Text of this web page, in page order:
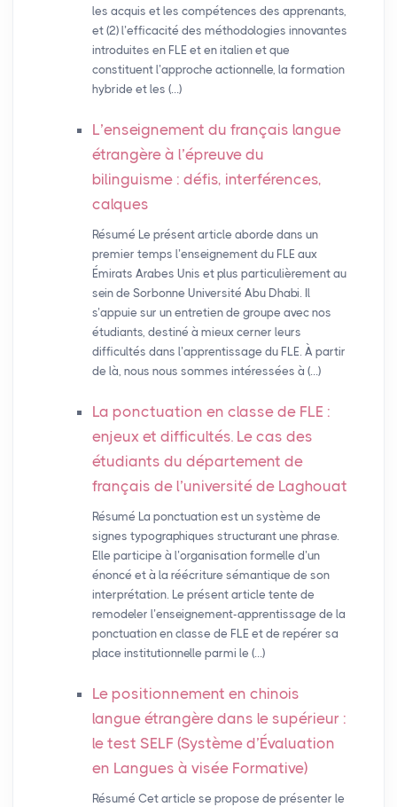
les acquis et les compétences des apprenants,
et (2) l’efficacité des méthodologies innovantes
introduites en FLE et en italien et que
constituent l’approche actionnelle, la formation
hybride et les (…)
L’enseignement du français langue
étrangère à l’épreuve du
bilinguisme : défis, interférences,
calques
Résumé Le présent article aborde dans un
premier temps l’enseignement du FLE aux
Émirats Arabes Unis et plus particulièrement au
sein de Sorbonne Université Abu Dhabi. Il
s’appuie sur un entretien de groupe avec nos
étudiants, destiné à mieux cerner leurs
difficultés dans l’apprentissage du FLE. À partir
de là, nous nous sommes intéressées à (…)
La ponctuation en classe de FLE :
enjeux et difficultés. Le cas des
étudiants du département de
français de l’université de Laghouat
Résumé La ponctuation est un système de
signes typographiques structurant une phrase.
Elle participe à l’organisation formelle d’un
énoncé et à la réécriture sémantique de son
interprétation. Le présent article tente de
remodeler l’enseignement-apprentissage de la
ponctuation en classe de FLE et de repérer sa
place institutionnelle parmi le (…)
Le positionnement en chinois
langue étrangère dans le supérieur :
le test SELF (Système d’Évaluation
en Langues à visée Formative)
Résumé Cet article se propose de présenter le